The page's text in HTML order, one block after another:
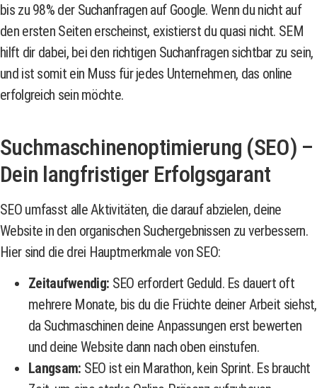
bis zu 98% der Suchanfragen auf Google. Wenn du nicht auf
den ersten Seiten erscheinst, existierst du quasi nicht. SEM
hilft dir dabei, bei den richtigen Suchanfragen sichtbar zu sein,
und ist somit ein Muss für jedes Unternehmen, das online
erfolgreich sein möchte.
Suchmaschinenoptimierung (SEO) –
Dein langfristiger Erfolgsgarant
SEO umfasst alle Aktivitäten, die darauf abzielen, deine
Website in den organischen Suchergebnissen zu verbessern.
Hier sind die drei Hauptmerkmale von SEO:
Zeitaufwendig: SEO erfordert Geduld. Es dauert oft
mehrere Monate, bis du die Früchte deiner Arbeit siehst,
da Suchmaschinen deine Anpassungen erst bewerten
und deine Website dann nach oben einstufen.
Langsam: SEO ist ein Marathon, kein Sprint. Es braucht